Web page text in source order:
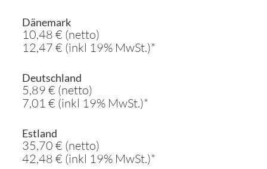
Dänemark
10,48 € (netto)
12,47 € (inkl 19% MwSt.)*
Deutschland
5,89 € (netto)
7,01 € (inkl 19% MwSt.)*
Estland
35,70 € (netto)
42,48 € (inkl 19% MwSt.)*